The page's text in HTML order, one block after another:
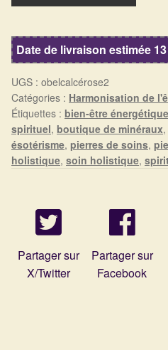
Détails du compte
Commandes
Panier
calcédoine
rose
Date de livraison estimée
UGS : obelcalcérose2
Catégories : Harmonisation de
Étiquettes : bien-être énergétique
spirituel, boutique de minéraux,
ésotérisme, pierres de soins,
holistique, soin holistique,
Partager sur
X/Twitter
Partager sur
Facebook